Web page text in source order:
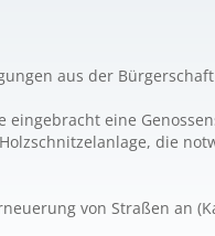
aus der
eingebracht eine
die
von Straßen an